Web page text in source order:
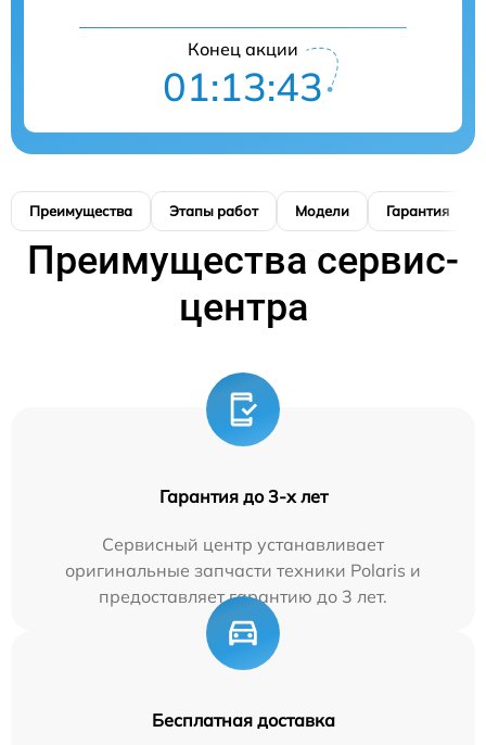
Конец акции
01:13:42
Преимущества Этапы работ Модели Гарантия
Преимущества сервис-
центра
Гарантия до 3-х лет
Сервисный центр устанавливает
оригинальные запчасти техники Polaris и
предоставляет гарантию до 3 лет.
Бесплатная доставка